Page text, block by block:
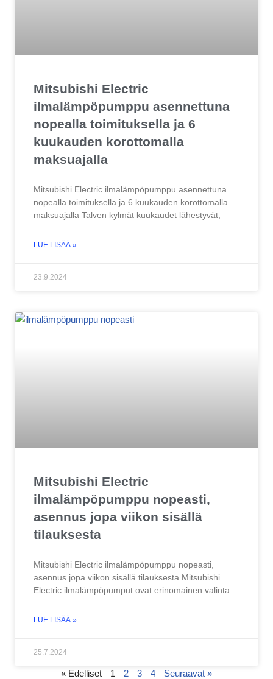
Mitsubishi Electric
ilmalämpöpumppu asennettuna
nopealla toimituksella ja 6
kuukauden korottomalla
maksuajalla
Mitsubishi Electric ilmalämpöpumppu asennettuna
nopealla toimituksella ja 6 kuukauden korottomalla
maksuajalla Talven kylmät kuukaudet lähestyvät,
LUE LISÄÄ »
23.9.2024
Mitsubishi Electric
ilmalämpöpumppu nopeasti,
asennus jopa viikon sisällä
tilauksesta
Mitsubishi Electric ilmalämpöpumppu nopeasti,
asennus jopa viikon sisällä tilauksesta Mitsubishi
Electric ilmalämpöpumput ovat erinomainen valinta
LUE LISÄÄ »
25.7.2024
« Edelliset 1 2 3 4 Seuraavat »